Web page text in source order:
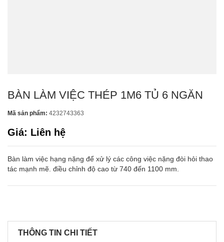
BÀN LÀM VIỆC THÉP 1M6 TỦ 6 NGĂN
Mã sản phẩm: 4232743363
Giá: Liên hệ
Bàn làm việc hạng nặng để xử lý các công việc nặng đòi hỏi thao
tác mạnh mẽ. điều chỉnh độ cao từ 740 đến 1100 mm.
THÔNG TIN CHI TIẾT